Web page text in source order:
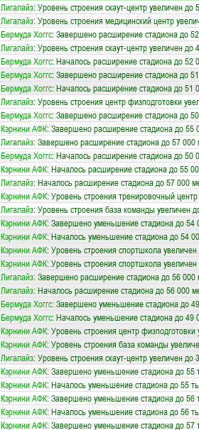
Лигалайз: Уровень строения скаут-центр увеличен до
Лигалайз: Уровень строения медицинский центр
Бермуда Хоггс: Завершено расширение стадиона до
Лигалайз: Уровень строения скаут-центр увеличен до
Бермуда Хоггс: Началось расширение стадиона до 52
Бермуда Хоггс: Завершено расширение стадиона до
Бермуда Хоггс: Началось расширение стадиона до 51
Лигалайз: Уровень строения центр физподготовки
Бермуда Хоггс: Завершено расширение стадиона до
Кэрнини АФК: Завершено расширение стадиона до 55
Лигалайз: Завершено расширение стадиона до 57 000
Бермуда Хоггс: Началось расширение стадиона до 50
Кэрнини АФК: Началось расширение стадиона до 55
Лигалайз: Началось расширение стадиона до 57 000
Кэрнини АФК: Уровень строения тренировочный
Лигалайз: Уровень строения база команды увеличен
Кэрнини АФК: Завершено уменьшение стадиона до 54
Кэрнини АФК: Началось уменьшение стадиона до 54
Кэрнини АФК: Уровень строения спортшкола
Кэрнини АФК: Уровень строения спортшкола
Лигалайз: Завершено расширение стадиона до 56 000
Лигалайз: Началось расширение стадиона до 56 000
Бермуда Хоггс: Завершено уменьшение стадиона до
Бермуда Хоггс: Началось уменьшение стадиона до 49
Кэрнини АФК: Уровень строения центр
Кэрнини АФК: Уровень строения база команды
Лигалайз: Уровень строения скаут-центр увеличен до
Кэрнини АФК: Завершено уменьшение стадиона до 55
Кэрнини АФК: Началось уменьшение стадиона до 55
Кэрнини АФК: Завершено уменьшение стадиона до 56
Кэрнини АФК: Началось уменьшение стадиона до 56
Кэрнини АФК: Завершено уменьшение стадиона до 57